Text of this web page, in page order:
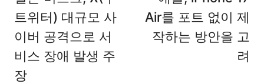
트위터) 대규모 사
이버 공격으로 서
비스 장애 발생 주
장
Air를 포트 없이 제
작하는 방안을 고
려